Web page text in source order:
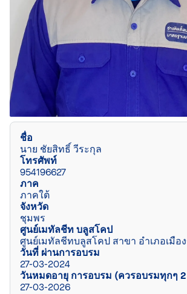
ชื่อ
นาย ชัยสิทธิ์ วีระกุล
โทรศัพท์
954196627
ภาค
ภาคใต้
จังหวัด
ชุมพร
ศูนย์เมทัลชีท บลูสโคป
ศูนย์เมทัลชีทบลูสโคป สาขา อำเภอเมือ
วันที่ ผ่านการอบรม
27-03-2024
วันหมดอายุ การอบรม (ควรอบรมทุกๆ
27-03-2026